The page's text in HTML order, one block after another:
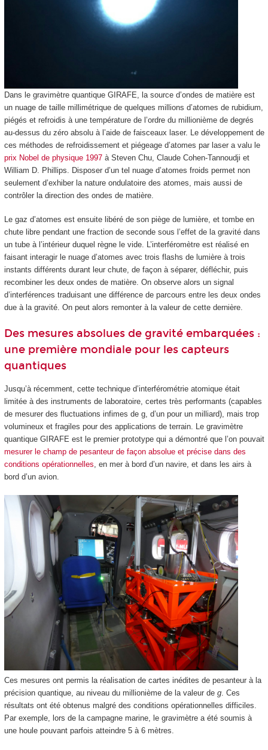
Dans le gravimètre quantique GIRAFE, la source d’ondes de matière est
un nuage de taille millimétrique de quelques millions d’atomes de rubidium,
piégés et refroidis à une température de l’ordre du millionième de degrés
au-dessus du zéro absolu à l’aide de faisceaux laser. Le développement de
ces méthodes de refroidissement et piégeage d’atomes par laser a valu le
prix Nobel de physique 1997à Steven Chu, Claude Cohen-Tannoudji et
William D. Phillips. Disposer d’un tel nuage d’atomes froids permet non
seulement d’exhiber la nature ondulatoire des atomes, mais aussi de
contrôler la direction des ondes de matière.
Le gaz d’atomes est ensuite libéré de son piège de lumière, et tombe en
chute libre pendant une fraction de seconde sous l’effet de la gravité dans
un tube à l’intérieur duquel règne le vide. L’interféromètre est réalisé en
faisant interagir le nuage d’atomes avec trois flashs de lumière à trois
instants différents durant leur chute, de façon à séparer, défléchir, puis
recombiner les deux ondes de matière. On observe alors un signal
d’interférences traduisant une différence de parcours entre les deux ondes
due à la gravité. On peut alors remonter à la valeur de cette dernière.
Des mesures absolues de gravité embarquées :
une première mondiale pour les capteurs
quantiques
Jusqu’à récemment, cette technique d’interférométrie atomique était
limitée à des instruments de laboratoire, certes très performants (capables
de mesurer des fluctuations infimes de g, d’un pour un milliard), mais trop
volumineux et fragiles pour des applications de terrain. Le gravimètre
quantique GIRAFE est le premier prototype qui a démontré que l’on pouvait
mesurer le champ de pesanteur de façon absolue et précise dans des
conditions opérationnelles, en mer à bord d’un navire, et dans les airs à
bord d’un avion.
Ces mesures ont permis la réalisation de cartes inédites de pesanteur à la
précision quantique, au niveau du millionième de la valeur de g. Ces
résultats ont été obtenus malgré des conditions opérationnelles difficiles.
Par exemple, lors de la campagne marine, le gravimètre a été soumis à
une houle pouvant parfois atteindre 5 à 6 mètres.